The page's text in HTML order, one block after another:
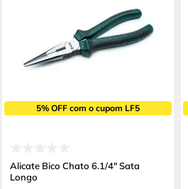
5% OFF com o cupom LF5
Alicate Bico Chato 6.1/4" Sata
Longo